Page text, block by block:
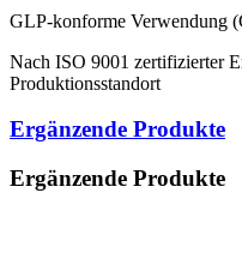
GLP-konforme Verwendung
Nach ISO 9001 zertifizierter
Produktionsstandort
Ergänzende Produkte
Ergänzende Produkte